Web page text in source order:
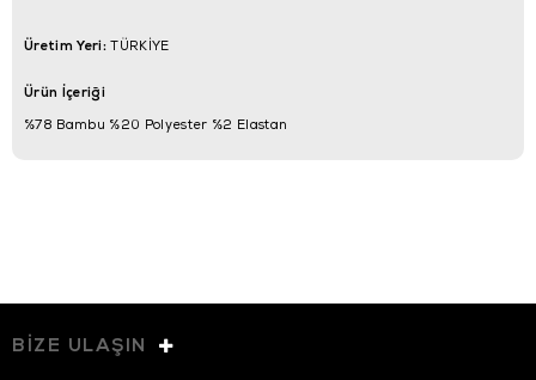
Üretim Yeri:TÜRKİYE
Ürün İçeriği
%78 Bambu %20 Polyester %2 Elastan
BİZE ULAŞIN